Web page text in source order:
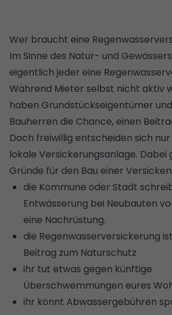
Wer braucht eine
Im Sinne des Natur- und
eigentlich jeder eine
Während Mieter selbst nicht aktiv
haben Grundstückseigentümer
Bauherren die Chance, einen
Doch freiwillig entscheiden sich
lokale Versickerungsanlage. Dabei
Gründe für den Bau einer
die Kommune oder Stadt
Entwässerung bei Neubauten
eine Nachrüstung.
die Regenwasserversickerung
Beitrag zum Naturschutz
ihr tut etwas gegen künftige
Überschwemmungen eures
ihr könnt Abwassergebühren